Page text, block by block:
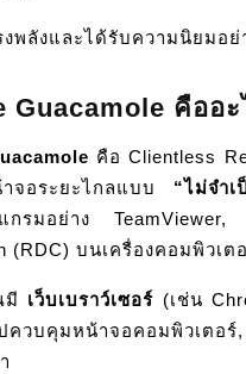
พลังและได้รับความนิยมอ
Guacamole คืออะ
คือ Clientless
าจอระยะไกลแบบ “ไม่จำ
แกรมอย่าง
(RDC) บนเครื่องคอมพิวเต
มี เว็บเบราว์เซอร์ (เช่น
ควบคุมหน้าจอคอมพิวเตอ